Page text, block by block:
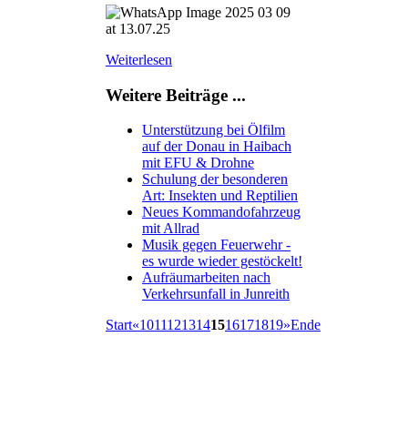
Weiterlesen
Weitere Beiträge ...
Unterstützung bei Ölfilm
auf der Donau in Haibach
mit EFU & Drohne
Schulung der besonderen
Art: Insekten und Reptilien
Neues Kommandofahrzeug
mit Allrad
Musik gegen Feuerwehr -
es wurde wieder gestöckelt!
Aufräumarbeiten nach
Verkehrsunfall in Junreith
Start«10111213141516171819»Ende